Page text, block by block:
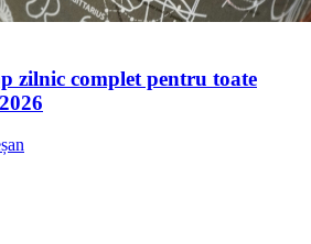
zilnic complet pentru toate